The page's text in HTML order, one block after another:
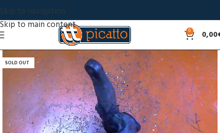
Skip to navigation
Skip to main content
0 0,00
SOLD OUT